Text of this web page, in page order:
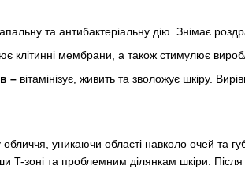
та антибактеріальну дію. Знімає
клітинні мембрани, а також стимулює
– вітамінізує, живить та зволожує шкіру.
обличчя, уникаючи області навколо очей та
T-зоні та проблемним ділянкам шкіри.